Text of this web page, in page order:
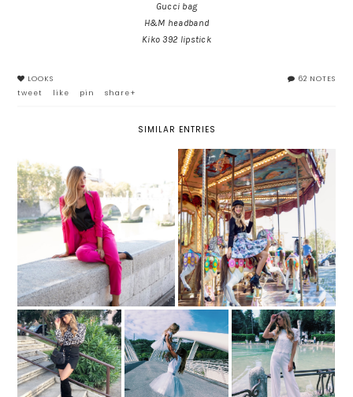
Gucci bag
H&M headband
Kiko 392 lipstick
62 NOTES
LOOKS
tweet
like pin share+
SIMILAR ENTRIES
POWER SUIT: IL TAILLEUR DA
DONNA A TUTTO COLORE
LA GIOSTRA
STAMPE
ANIMALIER: TUTTE
LE REGOLE PER IL
RITORNO DI
QUESTO CULT
TUTU CHE
PASSIONE: GONNE
IN TULLE PER
PRINCIPESSE
MODERNE
TUTA ELEGANTE
BIANCA: LA MIA
JUMPSUIT CON TOP
IN PIZZO